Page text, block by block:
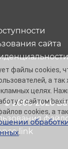
© 2005-2026
сайта
link
файлы cookies,
а так
целях.
с сайтом
cookies, а
.